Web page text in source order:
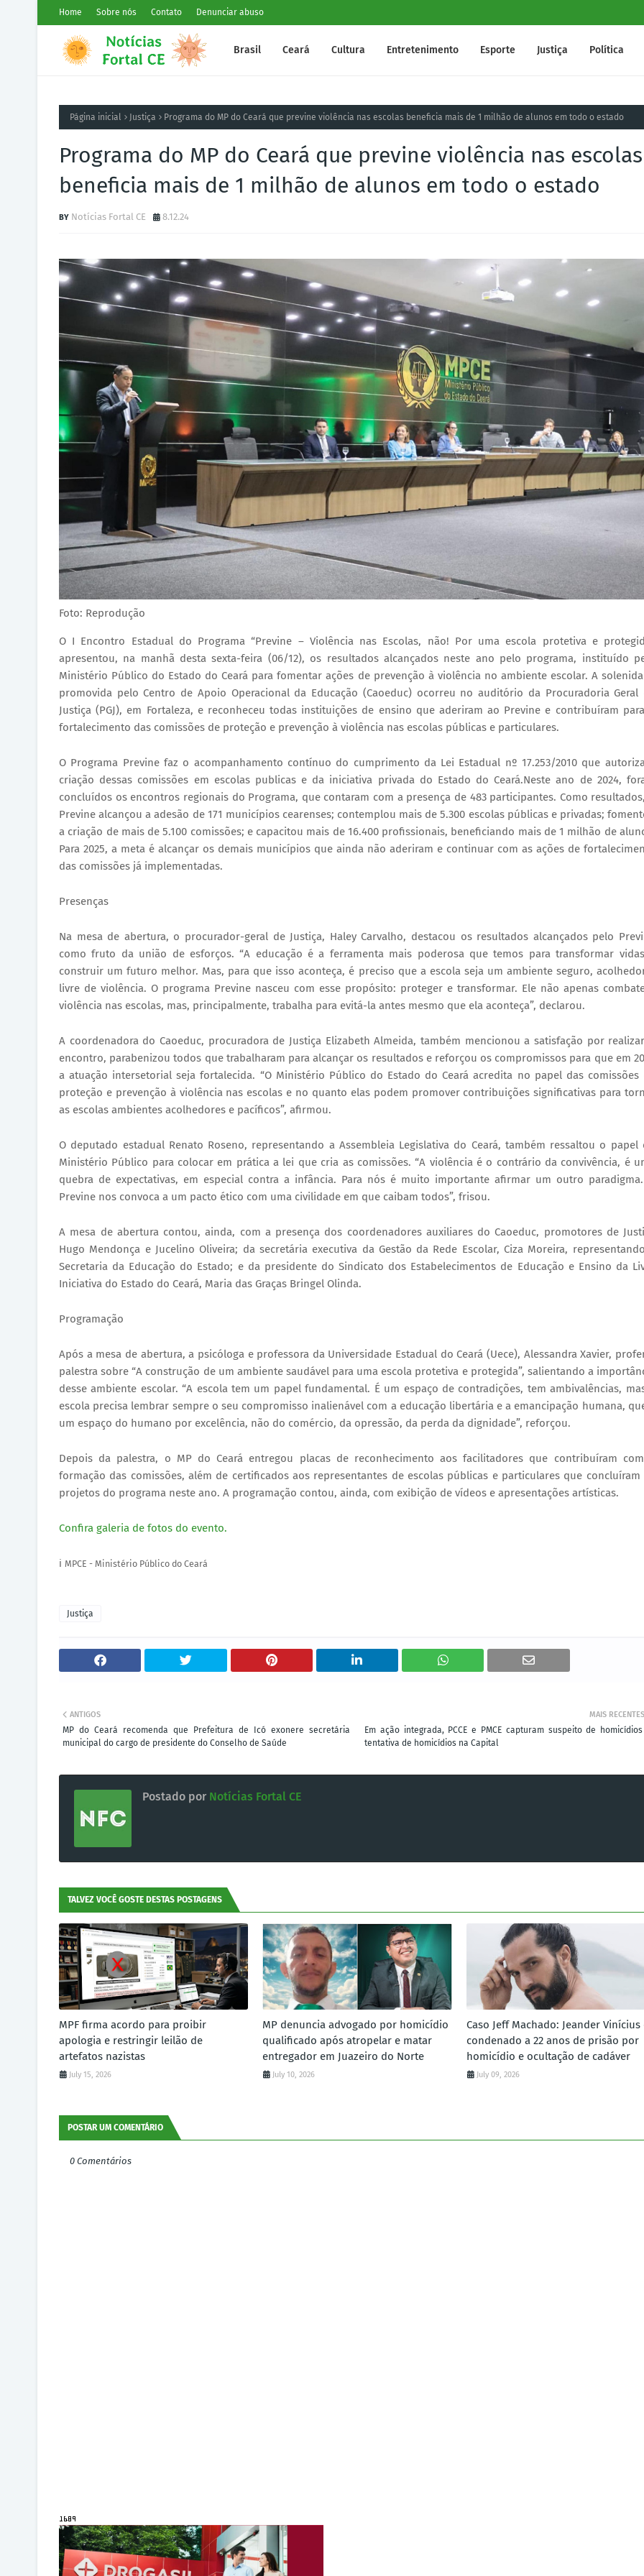
Home Sobre nós Contato Denunciar abuso
Brasil Ceará Cultura Entretenimento Esporte Justiça Política
Página inicial Justiça Programa do MP do Ceará que previne violência nas escolas beneficia mais de 1 milhão de alunos em todo o estado
Programa do MP do Ceará que previne violência nas escolas
beneficia mais de 1 milhão de alunos em todo o estado
Notícias Fortal CE 8.12.24
Foto: Reprodução
O I Encontro Estadual do Programa “Previne – Violência nas Escolas, não! Por uma escola protetiva e
apresentou, na manhã desta sexta-feira (06/12), os resultados alcançados neste ano pelo programa, instituído
Ministério Público do Estado do Ceará para fomentar ações de prevenção à violência no ambiente escolar. A
promovida pelo Centro de Apoio Operacional da Educação (Caoeduc) ocorreu no auditório da Procuradoria Geral
Justiça (PGJ), em Fortaleza, e reconheceu todas instituições de ensino que aderiram ao Previne e contribuíram
fortalecimento das comissões de proteção e prevenção à violência nas escolas públicas e particulares.
O Programa Previne faz o acompanhamento contínuo do cumprimento da Lei Estadual nº 17.253/2010 que
criação dessas comissões em escolas publicas e da iniciativa privada do Estado do Ceará.Neste ano de 2024,
concluídos os encontros regionais do Programa, que contaram com a presença de 483 participantes. Como
Previne alcançou a adesão de 171 municípios cearenses; contemplou mais de 5.300 escolas públicas e privadas;
a criação de mais de 5.100 comissões; e capacitou mais de 16.400 profissionais, beneficiando mais de 1 milhão de
Para 2025, a meta é alcançar os demais municípios que ainda não aderiram e continuar com as ações de
das comissões já implementadas.
Presenças
Na mesa de abertura, o procurador-geral de Justiça, Haley Carvalho, destacou os resultados alcançados pelo
como fruto da união de esforços. “A educação é a ferramenta mais poderosa que temos para transformar
construir um futuro melhor. Mas, para que isso aconteça, é preciso que a escola seja um ambiente seguro,
livre de violência. O programa Previne nasceu com esse propósito: proteger e transformar. Ele não apenas
violência nas escolas, mas, principalmente, trabalha para evitá-la antes mesmo que ela aconteça”, declarou.
A coordenadora do Caoeduc, procuradora de Justiça Elizabeth Almeida, também mencionou a satisfação por
encontro, parabenizou todos que trabalharam para alcançar os resultados e reforçou os compromissos para que em
a atuação intersetorial seja fortalecida. “O Ministério Público do Estado do Ceará acredita no papel das comissões
proteção e prevenção à violência nas escolas e no quanto elas podem promover contribuições significativas para
as escolas ambientes acolhedores e pacíficos”, afirmou.
O deputado estadual Renato Roseno, representando a Assembleia Legislativa do Ceará, também ressaltou o papel
Ministério Público para colocar em prática a lei que cria as comissões. “A violência é o contrário da convivência, é
quebra de expectativas, em especial contra a infância. Para nós é muito importante afirmar um outro
Previne nos convoca a um pacto ético com uma civilidade em que caibam todos”, frisou.
A mesa de abertura contou, ainda, com a presença dos coordenadores auxiliares do Caoeduc, promotores de
Hugo Mendonça e Jucelino Oliveira; da secretária executiva da Gestão da Rede Escolar, Ciza Moreira,
Secretaria da Educação do Estado; e da presidente do Sindicato dos Estabelecimentos de Educação e Ensino da
Iniciativa do Estado do Ceará, Maria das Graças Bringel Olinda.
Programação
Após a mesa de abertura, a psicóloga e professora da Universidade Estadual do Ceará (Uece), Alessandra Xavier,
palestra sobre “A construção de um ambiente saudável para uma escola protetiva e protegida”, salientando a
desse ambiente escolar. “A escola tem um papel fundamental. É um espaço de contradições, tem ambivalências,
escola precisa lembrar sempre o seu compromisso inalienável com a educação libertária e a emancipação humana,
um espaço do humano por excelência, não do comércio, da opressão, da perda da dignidade”, reforçou.
Depois da palestra, o MP do Ceará entregou placas de reconhecimento aos facilitadores que contribuíram
formação das comissões, além de certificados aos representantes de escolas públicas e particulares que concluíram
projetos do programa neste ano. A programação contou, ainda, com exibição de vídeos e apresentações artísticas.
Confira galeria de fotos do evento.
ℹ️ MPCE - Ministério Público do Ceará
Justiça
MAIS RECENTES
Em ação integrada, PCCE e PMCE capturam suspeito de
tentativa de homicídios na Capital
ANTIGOS
MP do Ceará recomenda que Prefeitura de Icó exonere secretária
municipal do cargo de presidente do Conselho de Saúde
Postado por Notícias Fortal CE
TALVEZ VOCÊ GOSTE DESTAS POSTAGENS
MPF firma acordo para proibir
apologia e restringir leilão de
artefatos nazistas
July 15, 2026
MP denuncia advogado por homicídio
qualificado após atropelar e matar
entregador em Juazeiro do Norte
July 10, 2026
Caso Jeff Machado: Jeander Vinícius
condenado a 22 anos de prisão por
homicídio e ocultação de cadáver
July 09, 2026
POSTAR UM COMENTÁRIO
0 Comentários